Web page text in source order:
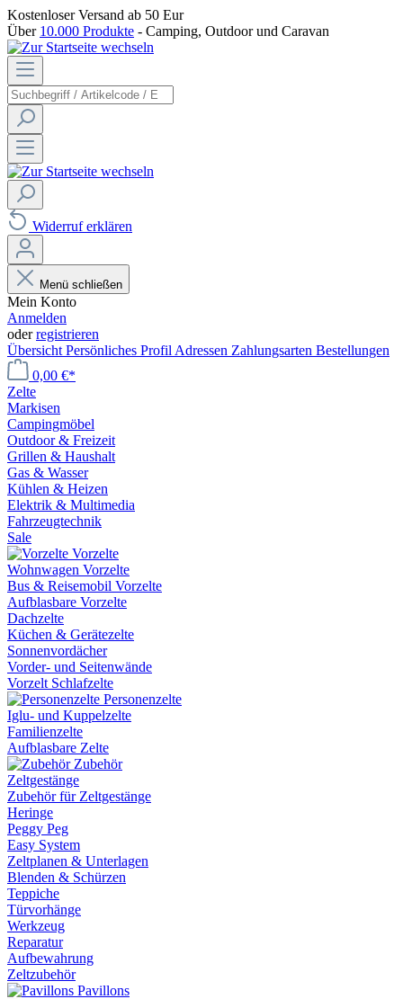
Kostenloser Versand ab 50 Eur
Über 10.000 Produkte - Camping, Outdoor und Caravan
Widerruf erklären
Menü schließen
Mein Konto
Anmelden
oderregistrieren
Übersicht Persönliches Profil Adressen Zahlungsarten Bestellungen
0,00 €*
Zelte
Markisen
Campingmöbel
Outdoor & Freizeit
Grillen & Haushalt
Gas & Wasser
Kühlen & Heizen
Elektrik & Multimedia
Fahrzeugtechnik
Sale
Vorzelte
Wohnwagen Vorzelte
Bus & Reisemobil Vorzelte
Aufblasbare Vorzelte
Dachzelte
Küchen & Gerätezelte
Sonnenvordächer
Vorder- und Seitenwände
Vorzelt Schlafzelte
Personenzelte
Iglu- und Kuppelzelte
Familienzelte
Aufblasbare Zelte
Zubehör
Zeltgestänge
Zubehör für Zeltgestänge
Heringe
Peggy Peg
Easy System
Zeltplanen & Unterlagen
Blenden & Schürzen
Teppiche
Türvorhänge
Werkzeug
Reparatur
Aufbewahrung
Zeltzubehör
Pavillons